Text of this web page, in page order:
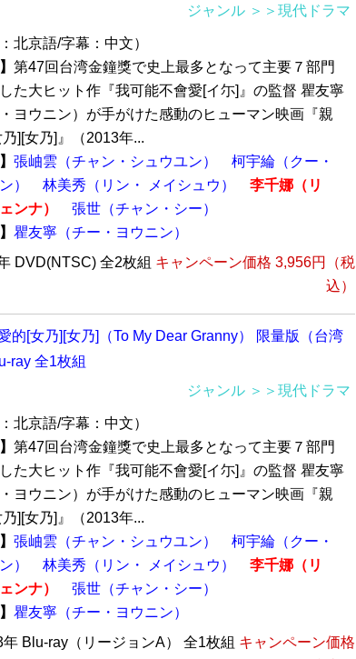
ジャンル ＞＞現代ドラマ
：北京語/字幕：中文）
第47回台湾金鐘獎で史上最多となって主要７部門
た大ヒット作『我可能不會愛[イ尓]』の監督 瞿友寧
・ヨウニン）が手がけた感動のヒューマン映画『親
][女乃]』（2013年...
張岫雲（チャン・シュウユン）
柯宇綸（クー・
）
林美秀（リン・ メイシュウ）
李千娜（リ
ンナ）
張世（チャン・シー）
瞿友寧（チー・ヨウニン）
DVD(NTSC) 全2枚組 キャンペーン価格 3,956円（税
込）
愛的[女乃][女乃]（To My Dear Granny） 限量版（台湾
ray 全1枚組
ジャンル ＞＞現代ドラマ
：北京語/字幕：中文）
第47回台湾金鐘獎で史上最多となって主要７部門
た大ヒット作『我可能不會愛[イ尓]』の監督 瞿友寧
・ヨウニン）が手がけた感動のヒューマン映画『親
][女乃]』（2013年...
張岫雲（チャン・シュウユン）
柯宇綸（クー・
）
林美秀（リン・ メイシュウ）
李千娜（リ
ンナ）
張世（チャン・シー）
瞿友寧（チー・ヨウニン）
年 Blu-ray（リージョンA） 全1枚組 キャンペーン価格